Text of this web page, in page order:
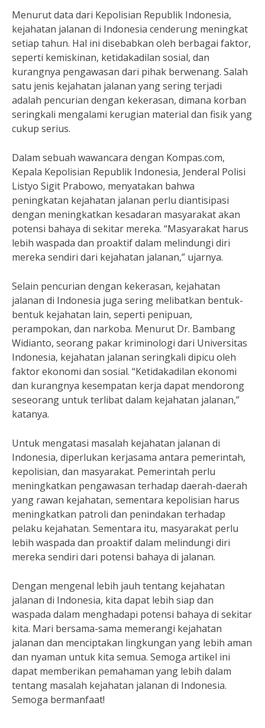
Menurut data dari Kepolisian Republik Indonesia,
kejahatan jalanan di Indonesia cenderung meningkat
setiap tahun. Hal ini disebabkan oleh berbagai faktor,
seperti kemiskinan, ketidakadilan sosial, dan
kurangnya pengawasan dari pihak berwenang. Salah
satu jenis kejahatan jalanan yang sering terjadi
adalah pencurian dengan kekerasan, dimana korban
seringkali mengalami kerugian material dan fisik yang
cukup serius.
Dalam sebuah wawancara dengan Kompas.com,
Kepala Kepolisian Republik Indonesia, Jenderal Polisi
Listyo Sigit Prabowo, menyatakan bahwa
peningkatan kejahatan jalanan perlu diantisipasi
dengan meningkatkan kesadaran masyarakat akan
potensi bahaya di sekitar mereka. “Masyarakat harus
lebih waspada dan proaktif dalam melindungi diri
mereka sendiri dari kejahatan jalanan,” ujarnya.
Selain pencurian dengan kekerasan, kejahatan
jalanan di Indonesia juga sering melibatkan bentuk-
bentuk kejahatan lain, seperti penipuan,
perampokan, dan narkoba. Menurut Dr. Bambang
Widianto, seorang pakar kriminologi dari Universitas
Indonesia, kejahatan jalanan seringkali dipicu oleh
faktor ekonomi dan sosial. “Ketidakadilan ekonomi
dan kurangnya kesempatan kerja dapat mendorong
seseorang untuk terlibat dalam kejahatan jalanan,”
katanya.
Untuk mengatasi masalah kejahatan jalanan di
Indonesia, diperlukan kerjasama antara pemerintah,
kepolisian, dan masyarakat. Pemerintah perlu
meningkatkan pengawasan terhadap daerah-daerah
yang rawan kejahatan, sementara kepolisian harus
meningkatkan patroli dan penindakan terhadap
pelaku kejahatan. Sementara itu, masyarakat perlu
lebih waspada dan proaktif dalam melindungi diri
mereka sendiri dari potensi bahaya di jalanan.
Dengan mengenal lebih jauh tentang kejahatan
jalanan di Indonesia, kita dapat lebih siap dan
waspada dalam menghadapi potensi bahaya di sekitar
kita. Mari bersama-sama memerangi kejahatan
jalanan dan menciptakan lingkungan yang lebih aman
dan nyaman untuk kita semua. Semoga artikel ini
dapat memberikan pemahaman yang lebih dalam
tentang masalah kejahatan jalanan di Indonesia.
Semoga bermanfaat!